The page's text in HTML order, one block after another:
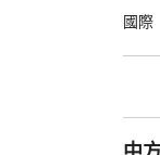
神
國際